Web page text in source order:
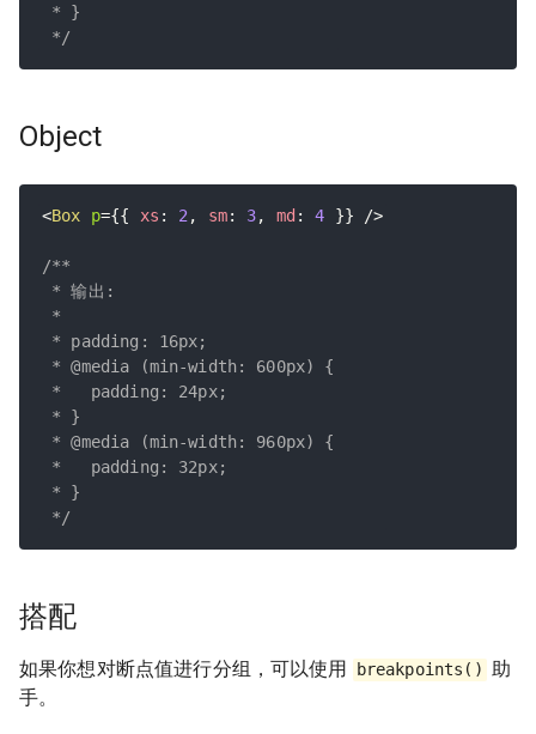
* }
*/
Object
<Box p={{ xs : 2 , sm: 3, md : 4 }} />
/**
* 输出:
*
* padding: 16px;
* @media (min-width: 600px) {
*   padding: 24px;
* }
* @media (min-width: 960px) {
*   padding: 32px;
* }
*/
搭配
如果你想对断点值进行分组，可以使用 breakpoints() 助
手。